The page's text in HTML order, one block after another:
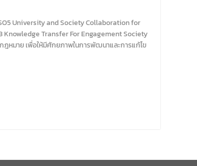
University and Society Collaboration for
Knowledge Transfer For Engagement Society
ฎหมาย เพื่อให้มีศักยภาพในการพัฒนาและการแก้ไข